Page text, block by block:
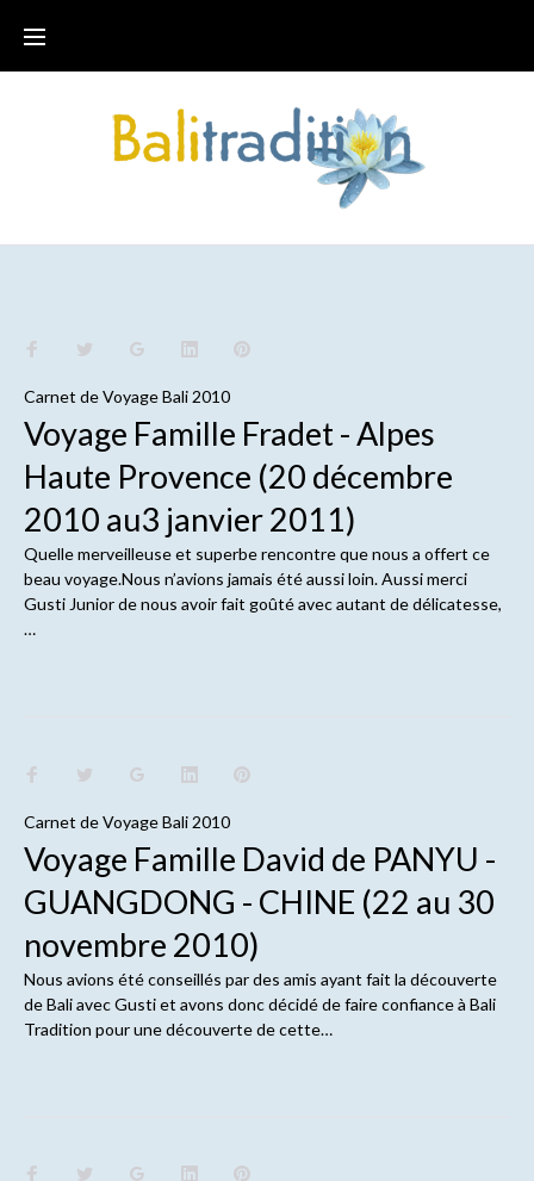
Carnet deVoyage Bali 2010
Voyage Famille Fradet - Alpes
Haute Provence (20 décembre
2010 au3 janvier 2011)
Quelle merveilleuse et superbe rencontre que nous a offert ce
beau voyage.Nous n’avions jamais été aussi loin. Aussi merci
Gusti Junior de nous avoir fait goûté avec autant de délicatesse,
…
Carnet deVoyage Bali 2010
Voyage Famille David de PANYU -
GUANGDONG - CHINE (22 au 30
novembre 2010)
Nous avions été conseillés par des amis ayant fait la découverte
de Bali avec Gusti et avons donc décidé de faire confiance à Bali
Tradition pour une découverte de cette…